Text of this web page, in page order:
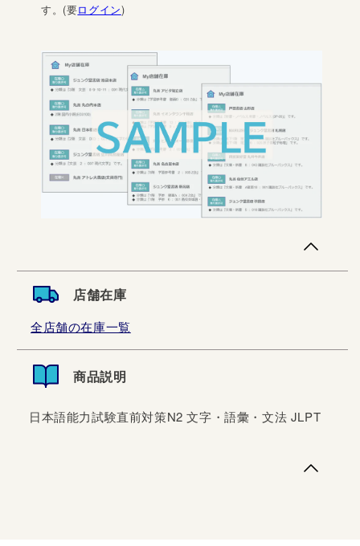
す。(要ログイン)
店舗在庫
全店舗の在庫一覧
商品説明
日本語能力試験直前対策N2 文字・語彙・文法 JLPT